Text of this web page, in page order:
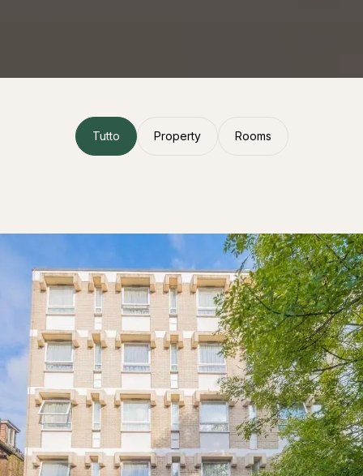
Tutto Property Rooms